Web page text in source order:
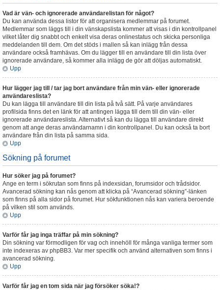
Vad är vän- och ignorerade användarelistan för något?
Du kan använda dessa listor för att organisera medlemmar på forumet.
Medlemmar som läggs till i din vänskapslista kommer att visas i din kontrollpanel
vilket låter dig snabbt och enkelt visa deras onlinestatus och skicka personliga
meddelanden till dem. Om det stöds i mallen så kan inlägg från dessa
användare också framhävas. Om du lägger till en användare till din lista över
ignorerade användare, så kommer alla inlägg de gör att döljas automatiskt.
Upp
Hur lägger jag till / tar jag bort användare från min vän- eller ignorerade
användareslista?
Du kan lägga till användare till din lista på två sätt. På varje användares
profilsida finns det en länk för att antingen lägga till dem till din vän- eller
ignorerade användareslista. Alternativt så kan du lägga till användare direkt
genom att ange deras användarnamn i din kontrollpanel. Du kan också ta bort
användare från din lista på samma sida.
Upp
Sökning på forumet
Hur söker jag på forumet?
Ange en term i sökrutan som finns på indexsidan, forumsidor och trådsidor.
Avancerad sökning kan nås genom att klicka på “Avancerad sökning”-länken
som finns på alla sidor på forumet. Hur sökfunktionen nås kan variera beroende
på vilken stil som används.
Upp
Varför får jag inga träffar på min sökning?
Din sökning var förmodligen för vag och innehöll för många vanliga termer som
inte indexeras av phpBB3. Var mer specifik och använd alternativen som finns i
avancerad sökning.
Upp
Varför får jag en tom sida när jag försöker söka!?